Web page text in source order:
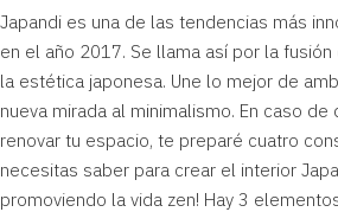
Japandi es una de las tendencias más
en el año 2017. Se llama así por la fusión
la estética japonesa. Une lo mejor de
nueva mirada al minimalismo. En caso
renovar tu espacio, te preparé cuatro
necesitas saber para crear el interior
promoviendo la vida zen! Hay 3